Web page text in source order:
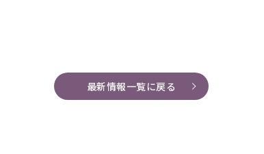
最新情報一覧に戻る